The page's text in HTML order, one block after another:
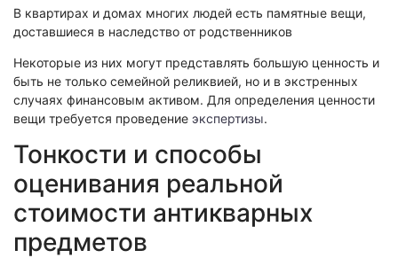
Фоноскопическая экспертиза
Экспертиза видео- и звукозаписей
Лингвистическая экспертиза
Автороведческая экспертиза
Психологическая экспертиза
Экспертиза игрового оборудования
Пожарно-техническая экспертиза
Экологическая экспертиза
Юридико-лингвистическая экспертиза
Лингвистическая экспертиза
Компьютерно-техническая экспертиза
Геммологическая экспертиза (ювелирная)
Экспертиза видео- и звукозаписей
Автороведческая экспертиза
Товароведческая экспертиза
Экспериза игрового оборудования
Экспертиза по технике безопасности
Физико-химическая экспертиза
Электротехническая экспертиза
В квартирах и домах многих людей есть памятные вещи,
доставшиеся в наследство от родственников
Некоторые из них могут представлять большую ценность и
быть не только семейной реликвией, но и в экстренных
случаях финансовым активом. Для определения ценности
вещи требуется проведение экспертизы.
Тонкости и способы
оценивания реальной
стоимости антикварных
предметов